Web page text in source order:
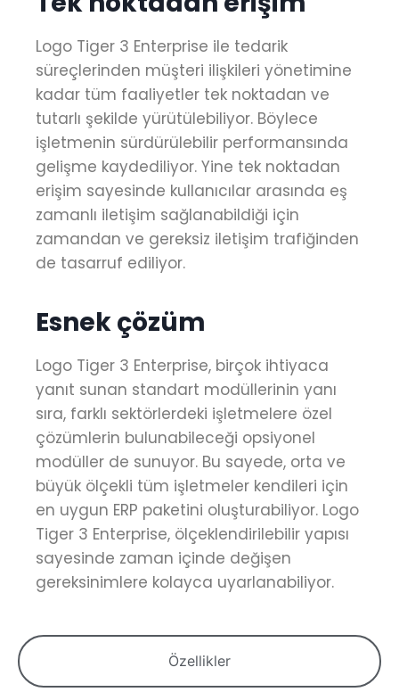
Özellikler
Logo Tiger 3 Enterprise ile tedarik
süreçlerinden müşteri ilişkileri yönetimine
kadar tüm faaliyetler tek noktadan ve
tutarlı şekilde yürütülebiliyor. Böylece
işletmenin sürdürülebilir performansında
gelişme kaydediliyor. Yine tek noktadan
erişim sayesinde kullanıcılar arasında eş
zamanlı iletişim sağlanabildiği için
zamandan ve gereksiz iletişim trafiğinden
de tasarruf ediliyor.
Esnek çözüm
Logo Tiger 3 Enterprise, birçok ihtiyaca
yanıt sunan standart modüllerinin yanı
sıra, farklı sektörlerdeki işletmelere özel
çözümlerin bulunabileceği opsiyonel
modüller de sunuyor. Bu sayede, orta ve
büyük ölçekli tüm işletmeler kendileri için
en uygun ERP paketini oluşturabiliyor. Logo
Tiger 3 Enterprise, ölçeklendirilebilir yapısı
sayesinde zaman içinde değişen
gereksinimlere kolayca uyarlanabiliyor.